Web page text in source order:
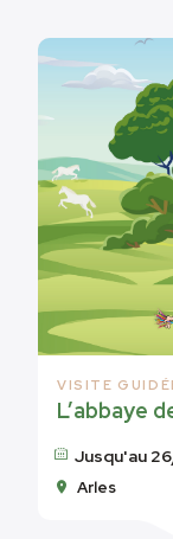
VISITE
L’abbaye
Jusqu'au
Arles